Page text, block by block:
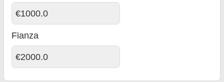
€1000.0
Fianza
€2000.0